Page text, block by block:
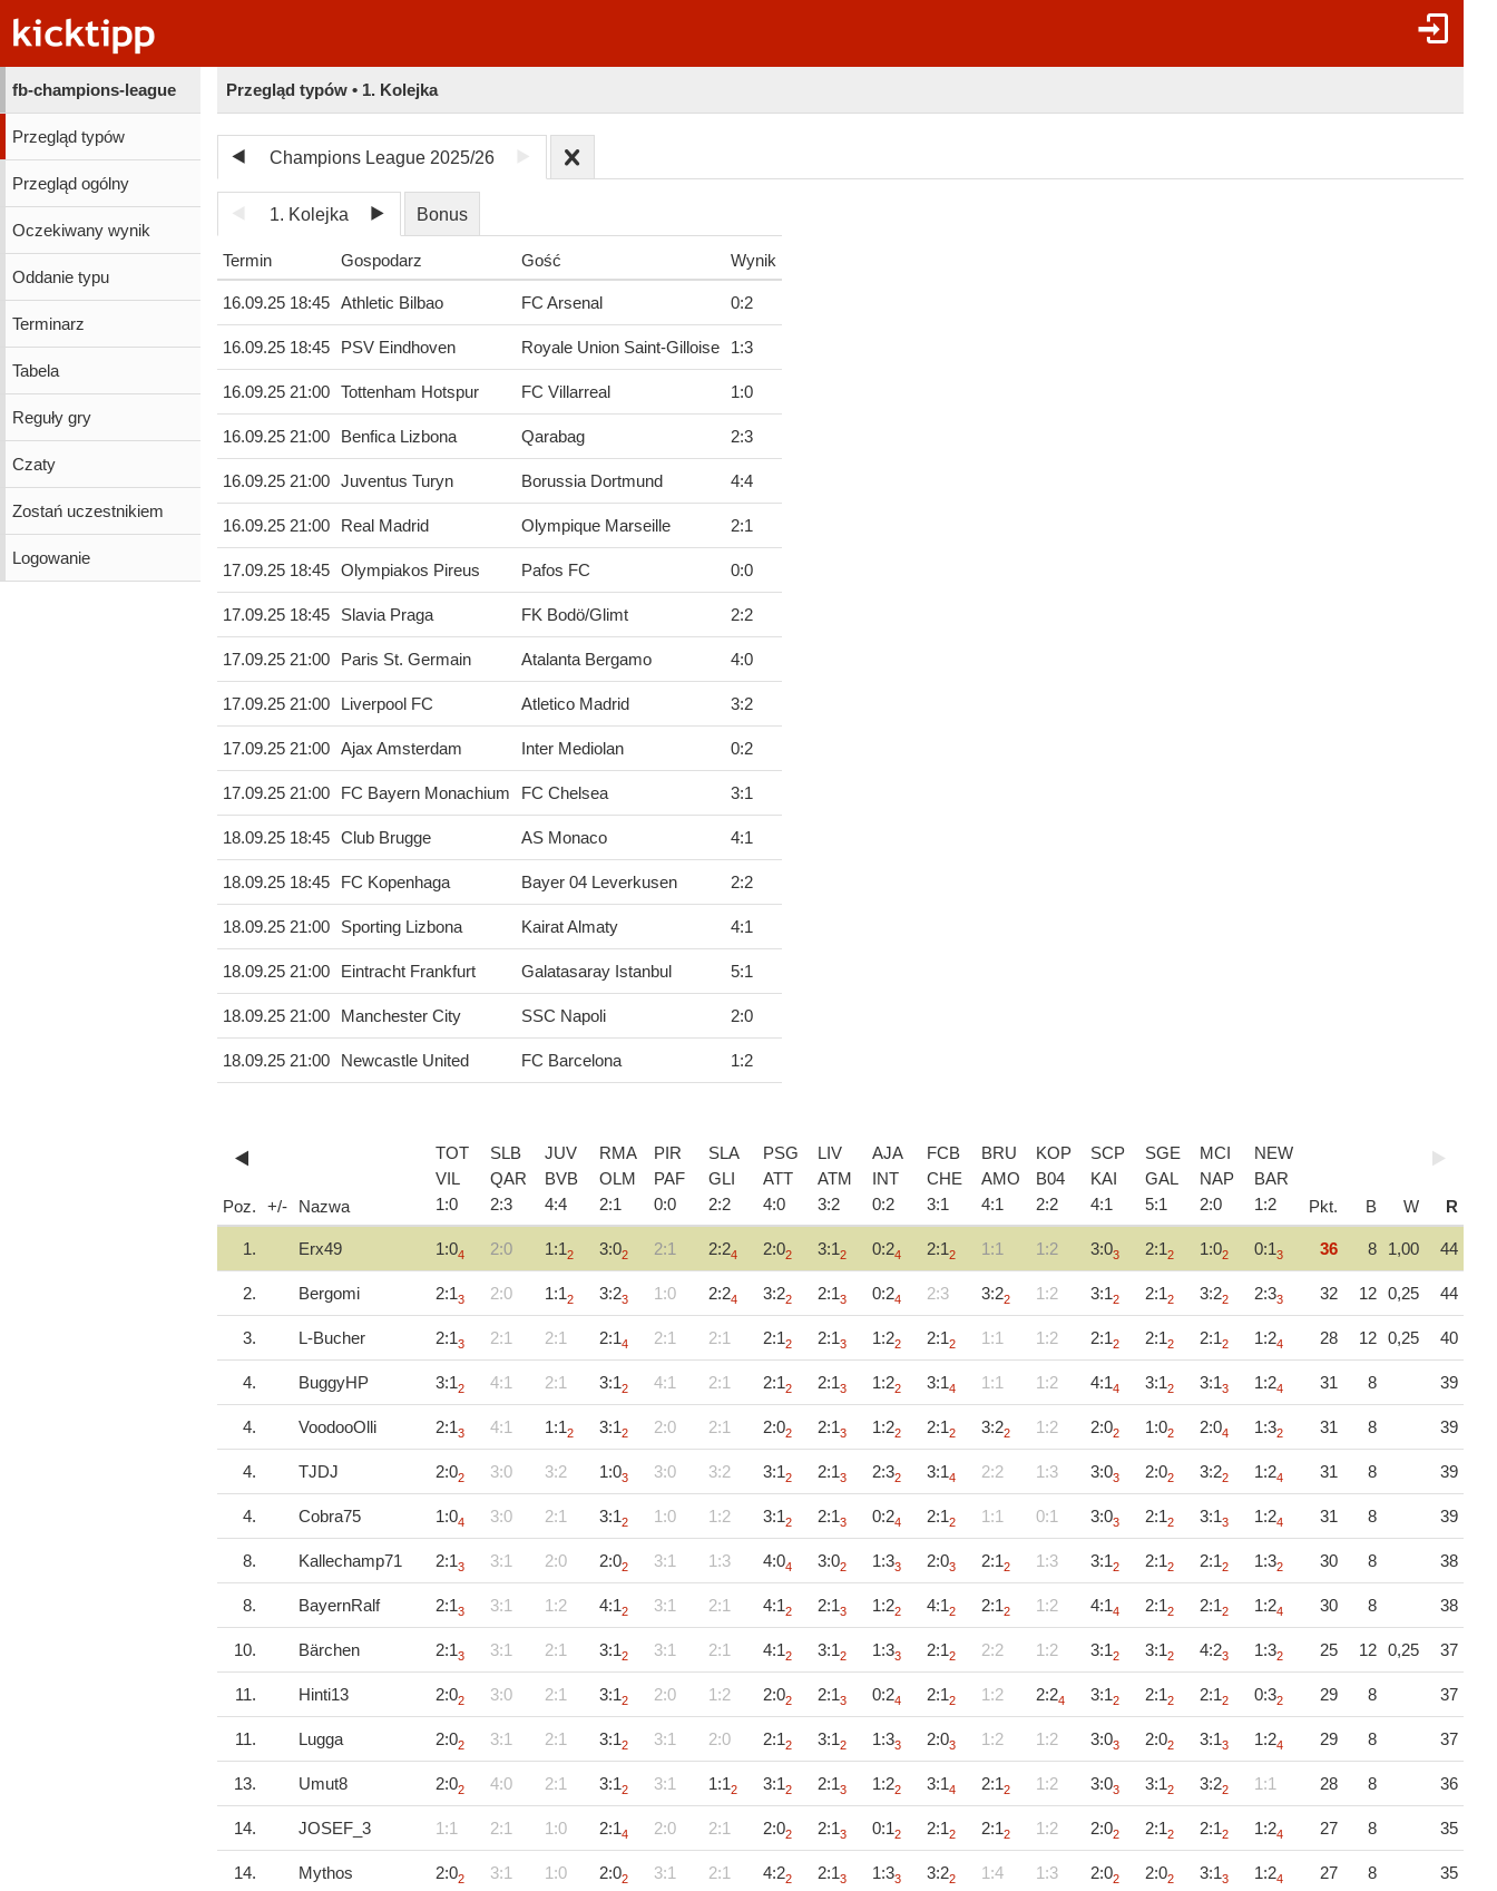
fb-champions-league
Przegląd typów
Przegląd ogólny
Oczekiwany wynik
Oddanie typu
Terminarz
Tabela
Reguły gry
Czaty
Zostań uczestnikiem
Logowanie
Przegląd typów • 1. Kolejka
Champions League 2025/26
1. Kolejka Bonus
Termin Gospodarz Gość Wynik
16.09.25 18:45 Athletic Bilbao FC Arsenal 0:2
16.09.25 18:45 PSV Eindhoven Royale Union Saint-Gilloise 1:3
16.09.25 21:00 Tottenham Hotspur FC Villarreal 1:0
16.09.25 21:00 Benfica Lizbona Qarabag 2:3
16.09.25 21:00 Juventus Turyn Borussia Dortmund 4:4
16.09.25 21:00 Real Madrid Olympique Marseille 2:1
17.09.25 18:45 Olympiakos Pireus Pafos FC 0:0
17.09.25 18:45 Slavia Praga FK Bodö/Glimt 2:2
17.09.25 21:00 Paris St. Germain Atalanta Bergamo 4:0
17.09.25 21:00 Liverpool FC Atletico Madrid 3:2
17.09.25 21:00 Ajax Amsterdam Inter Mediolan 0:2
17.09.25 21:00 FC Bayern Monachium FC Chelsea 3:1
18.09.25 18:45 Club Brugge AS Monaco 4:1
18.09.25 18:45 FC Kopenhaga Bayer 04 Leverkusen 2:2
18.09.25 21:00 Sporting Lizbona Kairat Almaty 4:1
18.09.25 21:00 Eintracht Frankfurt Galatasaray Istanbul 5:1
18.09.25 21:00 Manchester City SSC Napoli 2:0
18.09.25 21:00 Newcastle United FC Barcelona 1:2
Poz. +/- Nazwa
TOT
VIL
1:0
SLB
QAR
2:3
JUV
BVB
4:4
RMA
OLM
2:1
PIR
PAF
0:0
SLA
GLI
2:2
PSG
ATT
4:0
LIV
ATM
3:2
AJA
INT
0:2
FCB
CHE
3:1
BRU
AMO
4:1
KOP
B04
2:2
SCP
KAI
4:1
SGE
GAL
5:1
MCI
NAP
2:0
NEW
BAR
1:2 Pkt. B W R
1. Erx49 1:04 2:0 1:12 3:02 2:1 2:24 2:02 3:12 0:24 2:12 1:1 1:2 3:03 2:12 1:02 0:13 36 8 1,00 44
2. Bergomi 2:13 2:0 1:12 3:23 1:0 2:24 3:22 2:13 0:24 2:3 3:22 1:2 3:12 2:12 3:22 2:33 32 12 0,25 44
3. L-Bucher 2:13 2:1 2:1 2:14 2:1 2:1 2:12 2:13 1:22 2:12 1:1 1:2 2:12 2:12 2:12 1:24 28 12 0,25 40
4. BuggyHP 3:12 4:1 2:1 3:12 4:1 2:1 2:12 2:13 1:22 3:14 1:1 1:2 4:14 3:12 3:13 1:24 31 8 39
4. VoodooOlli 2:13 4:1 1:12 3:12 2:0 2:1 2:02 2:13 1:22 2:12 3:22 1:2 2:02 1:02 2:04 1:32 31 8 39
4. TJDJ 2:02 3:0 3:2 1:03 3:0 3:2 3:12 2:13 2:32 3:14 2:2 1:3 3:03 2:02 3:22 1:24 31 8 39
4. Cobra75 1:04 3:0 2:1 3:12 1:0 1:2 3:12 2:13 0:24 2:12 1:1 0:1 3:03 2:12 3:13 1:24 31 8 39
8. Kallechamp71 2:13 3:1 2:0 2:02 3:1 1:3 4:04 3:02 1:33 2:03 2:12 1:3 3:12 2:12 2:12 1:32 30 8 38
8. BayernRalf 2:13 3:1 1:2 4:12 3:1 2:1 4:12 2:13 1:22 4:12 2:12 1:2 4:14 2:12 2:12 1:24 30 8 38
10. Bärchen 2:13 3:1 2:1 3:12 3:1 2:1 4:12 3:12 1:33 2:12 2:2 1:2 3:12 3:12 4:23 1:32 25 12 0,25 37
11. Hinti13 2:02 3:0 2:1 3:12 2:0 1:2 2:02 2:13 0:24 2:12 1:2 2:24 3:12 2:12 2:12 0:32 29 8 37
11. Lugga 2:02 3:1 2:1 3:12 3:1 2:0 2:12 3:12 1:33 2:03 1:2 1:2 3:03 2:02 3:13 1:24 29 8 37
13. Umut8 2:02 4:0 2:1 3:12 3:1 1:12 3:12 2:13 1:22 3:14 2:12 1:2 3:03 3:12 3:22 1:1 28 8 36
14. JOSEF_3 1:1 2:1 1:0 2:14 2:0 2:1 2:02 2:13 0:12 2:12 2:12 1:2 2:02 2:12 2:12 1:24 27 8 35
14. Mythos 2:02 3:1 1:0 2:02 3:1 2:1 4:22 2:13 1:33 3:22 1:4 1:3 2:02 2:02 3:13 1:24 27 8 35